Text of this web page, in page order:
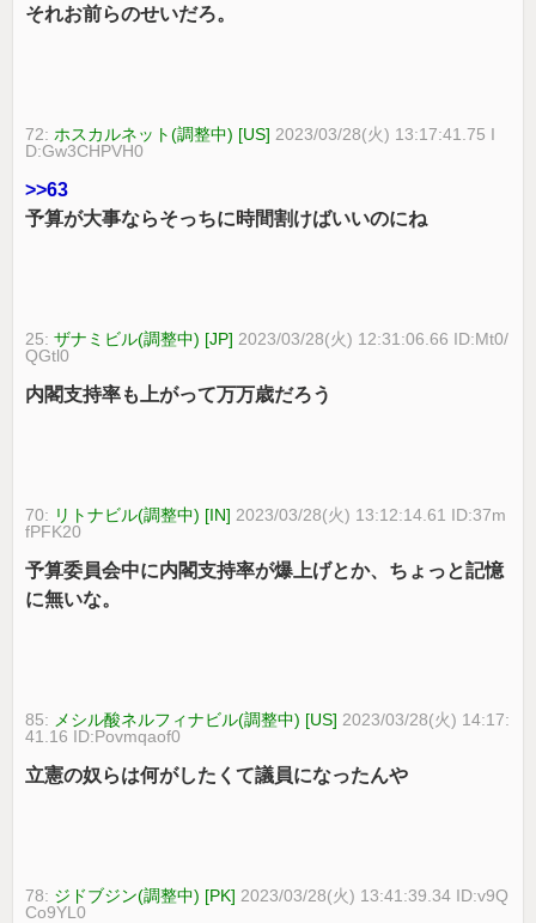
それお前らのせいだろ。
72: ホスカルネット(調整中) [US] 2023/03/28(火) 13:17:41.75 I
D:Gw3CHPVH0
>>63
予算が大事ならそっちに時間割けばいいのにね
25:ザナミビル(調整中) [JP] 2023/03/28(火) 12:31:06.66 ID:Mt0/
QGtl0
内閣支持率も上がって万万歳だろう
70: リトナビル(調整中) [IN] 2023/03/28(火) 13:12:14.61 ID:37m
fPFK20
予算委員会中に内閣支持率が爆上げとか、ちょっと記憶
に無いな。
85: メシル酸ネルフィナビル(調整中) [US] 2023/03/28(火) 14:17:
41.16 ID:Povmqaof0
立憲の奴らは何がしたくて議員になったんや
78: ジドブジン(調整中) [PK] 2023/03/28(火) 13:41:39.34 ID:v9Q
Co9YL0